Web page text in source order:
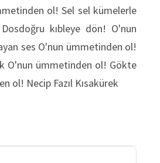
ol! Sel sel kümelerle
kıbleye dön! O'nun
ses O'nun ümmetinden ol!
O'nun ümmetinden ol! Gökte
ol! Necip Fazıl Kısakürek